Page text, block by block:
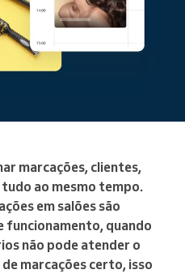
marcações, clientes,
ao mesmo tempo.
em salões são
quando
não pode atender o
marcações certo, isso